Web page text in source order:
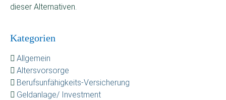
dieser Alternativen.
Kategorien
Allgemein
Altersvorsorge
Berufsunfähigkeits-Versicherung
Geldanlage/ Investment